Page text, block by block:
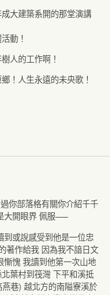
大建築系開的那堂演講
動！
人的工作啊！
！人生永遠的未央歌！
你部落格有關你介紹千千
大開眼界 佩服—–
或說感受到他是一位忠
著作給我 因為我不諳日文
慚愧 我讀到他第一次山地
葉村到筏灣 下平和溪抵
巷) 越北方的南隘寮溪於